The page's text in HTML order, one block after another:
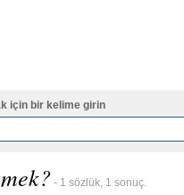
için bir kelime girin
- 1 sözlük, 1 sonuç.